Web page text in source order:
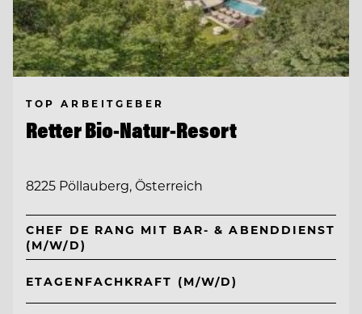
TOP ARBEITGEBER
Retter Bio-Natur-Resort
8225 Pöllauberg, Österreich
CHEF DE RANG MIT BAR- & ABENDDIENST
(M/W/D)
ETAGENFACHKRAFT (M/W/D)